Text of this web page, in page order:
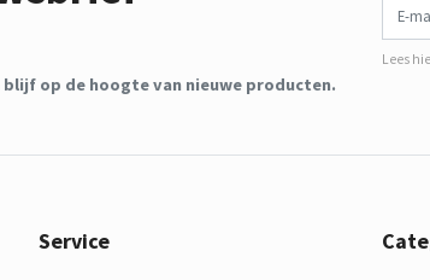
op de hoogte van nieuwe producten.
Lees
Service